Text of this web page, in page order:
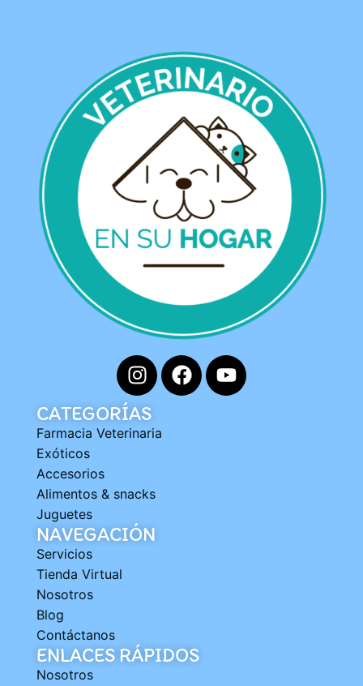
CATEGORÍAS
Farmacia Veterinaria
Exóticos
Accesorios
Alimentos & snacks
Juguetes
NAVEGACIÓN
Servicios
Tienda Virtual
Nosotros
Blog
Contáctanos
ENLACES RÁPIDOS
Nosotros